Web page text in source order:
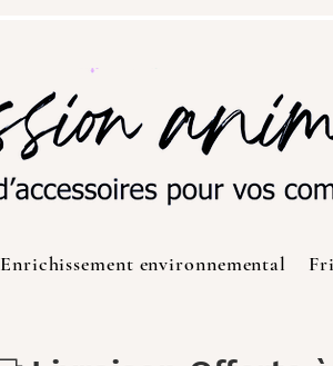
Enrichissement environnemental